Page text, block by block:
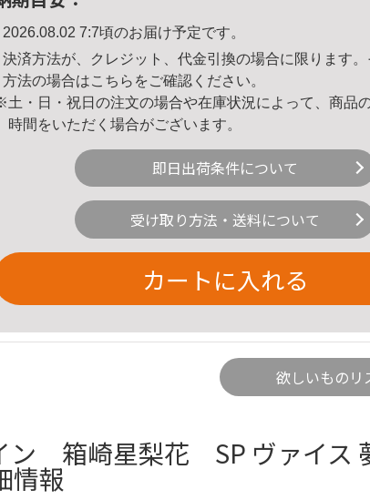
2026.08.02 7:7頃のお届け予定です。
決済方法が、クレジット、代金引換の場合に限ります
方法の場合はこちら をご確認ください。
土・日・祝日の注文の場合や在庫状況によって、商品
時間をいただく場合がございます。
即日出荷条件について
受け取り方法・送料について
カートに入れる
欲しいものリ
箱崎星梨花 SP ヴァイス
情報